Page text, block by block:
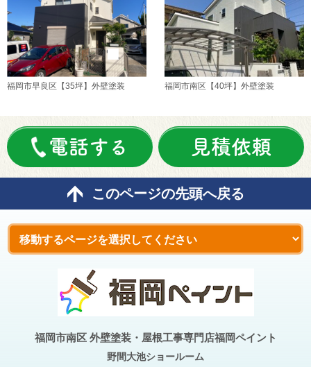
福岡市早良区【35坪】外壁塗装 福岡市南区【40坪】外壁塗装
電話する 見積依頼
このページの先頭へ戻る
福岡市南区 外壁塗装・屋根工事専門店福岡ペイント
野間大池ショールーム